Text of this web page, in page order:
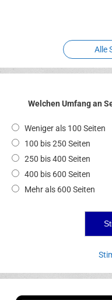
Alle
Welchen Umfang an
Weniger als 100 Seiten
100 bis 250 Seiten
250 bis 400 Seiten
400 bis 600 Seiten
Mehr als 600 Seiten